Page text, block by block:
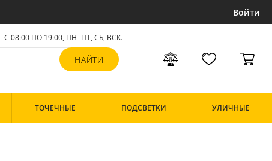
Войти
С 08:00 ПО 19:00, ПН- ПТ, СБ, ВСК.
ТОЧЕЧНЫЕ ПОДСВЕТКИ УЛИЧНЫЕ